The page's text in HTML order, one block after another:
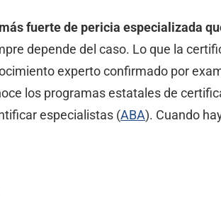
fuerte de pericia especializada
depende del caso. Lo que la
experto confirmado por
los programas estatales de
especialistas (ABA). Cuando